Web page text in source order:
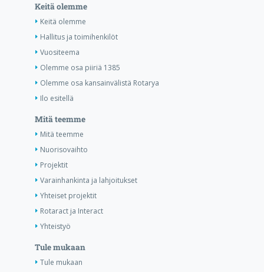
Keitä olemme
Keitä olemme
Hallitus ja toimihenkilöt
Vuositeema
Olemme osa piiriä 1385
Olemme osa kansainvälistä Rotarya
Ilo esitellä
Mitä teemme
Mitä teemme
Nuorisovaihto
Projektit
Varainhankinta ja lahjoitukset
Yhteiset projektit
Rotaract ja Interact
Yhteistyö
Tule mukaan
Tule mukaan